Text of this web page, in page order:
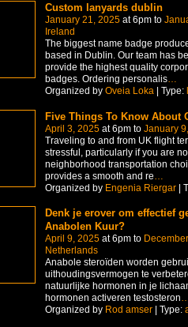
Custom lanyards dublin
January 21, 2025at 6pm to
Ireland
The biggest name badge
based in Dublin. Our team has
provide the highest quality
badges. Ordering personalis…
Organized by Oveia Loka| Type:
Five Things To Know About
April 3, 2025at 6pm to January
Traveling to and from UK flight
stressful, particularly if you are
neighborhood transportation
provides a smooth and re
Organized by Engenia Riergar|
Denk je erover om effectief
Anabolen Kuur?
April 9, 2025at 6pm to
Netherlands
Anabole steroïden worden
uithoudingsvermogen te
natuurlijke hormonen in je
hormonen activeren testosteron
Organized by Rod amser| Type: